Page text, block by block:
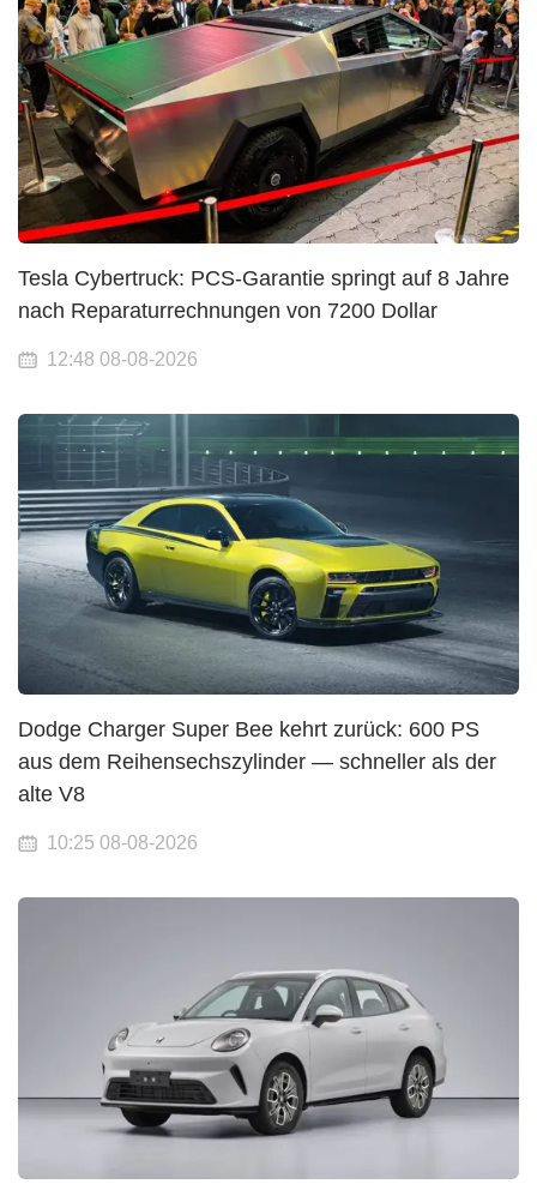
Tesla Cybertruck: PCS-Garantie springt auf 8 Jahre
nach Reparaturrechnungen von 7200 Dollar
12:48 08-08-2026
Dodge Charger Super Bee kehrt zurück: 600 PS
aus dem Reihensechszylinder — schneller als der
alte V8
10:25 08-08-2026